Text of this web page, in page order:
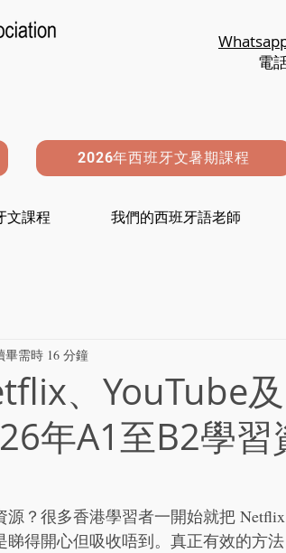
電
2026年西班牙文暑期課程
文課程 我們的西班牙語老師
、YouTube
年A1至B2學習
畢需時 16 分鐘
？很多香港學習者一開始就把 Netflix
得開心但吸收唔到。真正有效的方